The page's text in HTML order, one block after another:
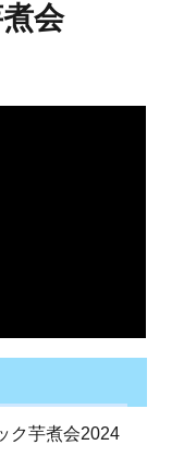
会
ク芋煮会2024